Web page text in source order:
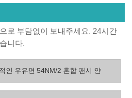
로 부담없이 보내주세요. 24시간
니다.